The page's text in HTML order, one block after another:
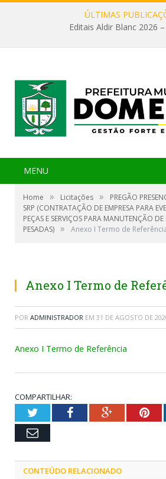
ÚLTIMAS
Editais Aldir Blanc 2026
MENU
Home » Licitações »
PREGÃO
SRP (CONTRATAÇÃO DE EMPRESA PARA
PEÇAS E SERVIÇOS PARA MANUTENÇÃO
PESADAS) » Anexo I Termo de
Anexo I Termo de
POR ADMINISTRADOR EM 31 DE AGOSTO DE
Anexo I Termo de Referência
COMPARTILHAR:
TwitterFacebookGoogle+
Email
CONTEÚDO RELACIONADO